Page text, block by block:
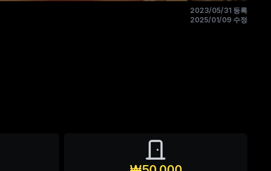
2023/05/31 등록
2025/01/09 수정